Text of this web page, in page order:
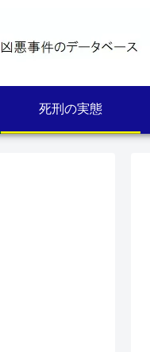
死刑の実態